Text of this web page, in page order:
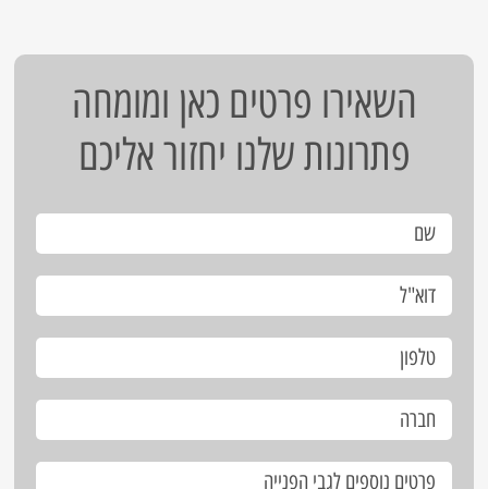
השאירו פרטים כאן ומומחה
פתרונות שלנו יחזור אליכם